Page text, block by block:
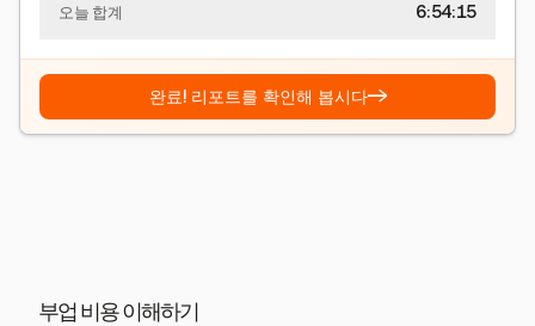
오늘 합계 6:54:15
완료! 리포트를 확인해 봅시다→
부업 비용 이해하기